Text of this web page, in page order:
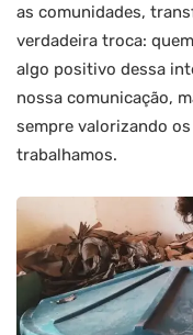
as comunidades,
verdadeira troca:
algo positivo dessa
nossa comunicação,
sempre valorizando
trabalhamos.